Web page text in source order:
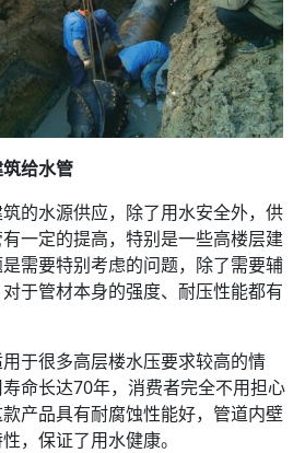
给水管
的水源供应，除了用水安全外，供
一定的提高，特别是一些高楼层建
需要特别考虑的问题，除了需要辅
于管材本身的强度、耐压性能都有
于很多高层楼水压要求较高的情
命长达70年，消费者完全不用担心
产品具有耐腐蚀性能好，管道内壁
，保证了用水健康。